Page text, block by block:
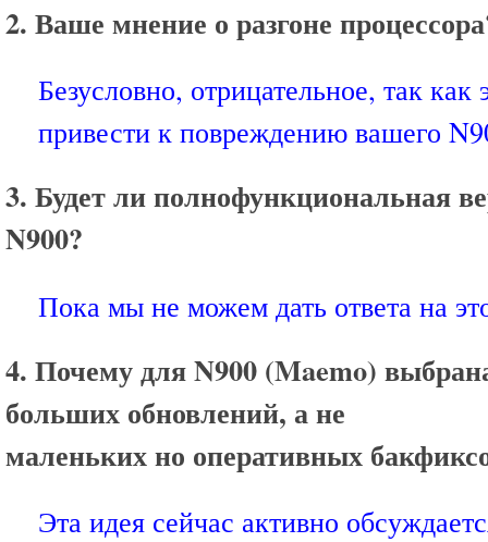
2. Ваше мнение о разгоне
Безусловно, отрицательное, так как
привести к повреждению вашего
3. Будет ли полнофункциональная
N900?
Пока мы не можем дать ответа на
4. Почему для N900 (Maemo)
больших обновлений, а не
маленьких но оперативных
Эта идея сейчас активно